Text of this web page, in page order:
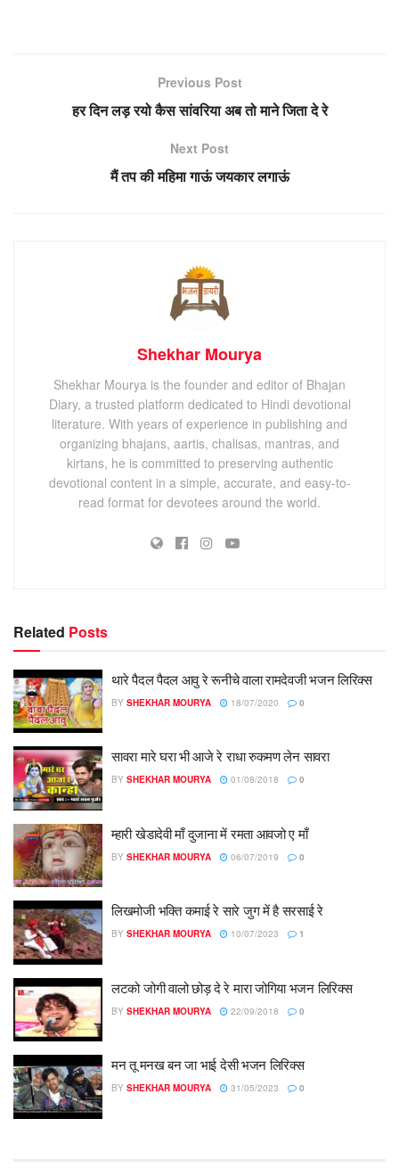
Previous Post
हर दिन लड़ रयो कैस सांवरिया अब तो माने जिता दे रे
Next Post
मैं तप की महिमा गाऊं जयकार लगाऊं
Shekhar Mourya
Shekhar Mourya is the founder and editor of Bhajan
Diary, a trusted platform dedicated to Hindi devotional
literature. With years of experience in publishing and
organizing bhajans, aartis, chalisas, mantras, and
kirtans, he is committed to preserving authentic
devotional content in a simple, accurate, and easy-to-
read format for devotees around the world.
Related Posts
थारे पैदल पैदल आवु रे रूनीचे वाला रामदेवजी भजन लिरिक्स
BY SHEKHAR MOURYA 18/07/2020 0
सावरा मारे घरा भी आजे रे राधा रुकमण लेन सावरा
BY SHEKHAR MOURYA 01/08/2018 0
म्हारी खेडादेवी माँ दुजाना में रमता आवजो ए माँ
BY SHEKHAR MOURYA 06/07/2019 0
लिखमोजी भक्ति कमाई रे सारे जुग में है सरसाई रे
BY SHEKHAR MOURYA 10/07/2023 1
लटको जोगी वालो छोड़ दे रे मारा जोगिया भजन लिरिक्स
BY SHEKHAR MOURYA 22/09/2018 0
मन तू मनख बन जा भाई देसी भजन लिरिक्स
BY SHEKHAR MOURYA 31/05/2023 0